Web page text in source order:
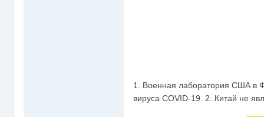
1. Военная лаборатория США в
вируса COVID-19. 2. Китай не